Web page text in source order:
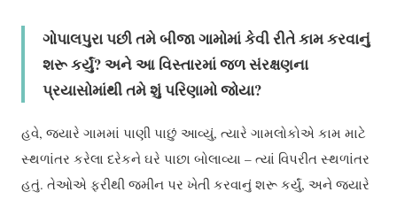
ગોપાલપુરા પછી તમે બીજા ગામોમાં કેવી રીતે કામ કરવાનું
શરૂ કર્યું?અને આ વિસ્તારમાં જળ સંરક્ષણના
પ્રયાસોમાંથી તમે શું પરિણામો જોયા?
હવે, જ્યારે ગામમાં પાણી પાછું આવ્યું, ત્યારે ગામલોકોએ કામ માટે
સ્થળાંતર કરેલા દરેકને ઘરે પાછા બોલાવ્યા – ત્યાં વિપરીત સ્થળાંતર
હતું. તેઓએ ફરીથી જમીન પર ખેતી કરવાનું શરૂ કર્યું, અને જ્યારે